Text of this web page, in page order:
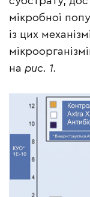
мікробної
із цих
на рис. 1.